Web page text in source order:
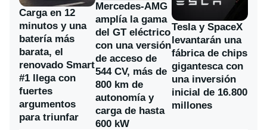
Carga en 12
minutos y una
batería más
barata, el
renovado Smart
#1 llega con
fuertes
argumentos
para triunfar
Mercedes-AMG
amplía la gama
del GT eléctrico
con una versión
de acceso de
544 CV, más de
800 km de
autonomía y
carga de hasta
600 kW
Tesla y SpaceX
levantarán una
fábrica de chips
gigantesca con
una inversión
inicial de 16.800
millones